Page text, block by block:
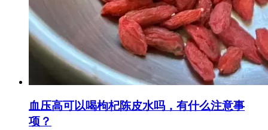
血压高可以喝枸杞陈皮水吗，有什么注意事
项？